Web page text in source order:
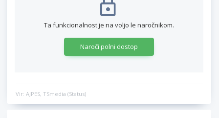
Ta funkcionalnost je na voljo le naročnikom.
Naroči polni dostop
Vir: AJPES, TSmedia (Status)